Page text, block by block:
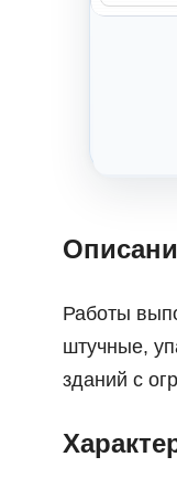
Работы
штучные,
зданий с